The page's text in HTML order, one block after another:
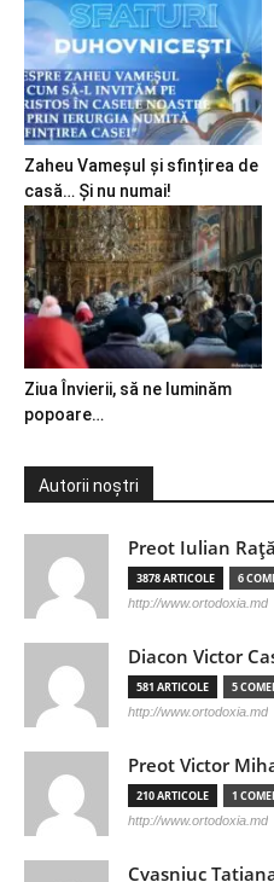
Zaheu Vameșul și sfințirea de
casă… Și nu numai!
Ziua Învierii, să ne luminăm
popoare…
Autorii noștri
Preot Iulian Raţă
3878 ARTICOLE 6
http://www.ortodoxia.md
Diacon Victor
581 ARTICOLE 5
http://www.ortodoxia.md
Preot Victor
210 ARTICOLE 1
http://www.ortodoxia.md
Cvasniuc